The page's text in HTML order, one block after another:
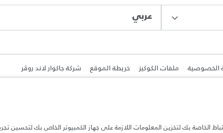
عربي
الخصوصية ملفات الكوكيز خريطة الموقع شركة جاكوار لاند روڤر
الخاصة بك لتخزين المعلومات اللازمة على جهاز الكمبيوتر الخاص بك لتحسين